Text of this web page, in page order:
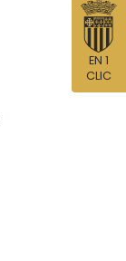
EN 1
CLIC